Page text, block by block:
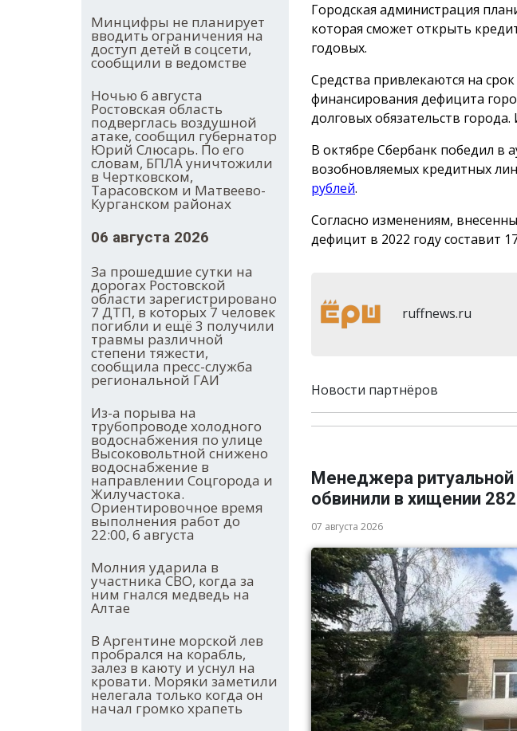
Минцифры не планирует
вводить ограничения на
доступ детей в соцсети,
сообщили в ведомстве
Ночью 6 августа
Ростовская область
подверглась воздушной
атаке, сообщил губернатор
Юрий Слюсарь. По его
словам, БПЛА уничтожили
в Чертковском,
Тарасовском и Матвеево-
Курганском районах
06 августа 2026
За прошедшие сутки на
дорогах Ростовской
области зарегистрировано
7 ДТП, в которых 7 человек
погибли и ещё 3 получили
травмы различной
степени тяжести,
сообщила пресс-служба
региональной ГАИ
Из-а порыва на
трубопроводе холодного
водоснабжения по улице
Высоковольтной снижено
водоснабжение в
направлении Соцгорода и
Жилучастока.
Ориентировочное время
выполнения работ до
22:00, 6 августа
Молния ударила в
участника СВО, когда за
ним гнался медведь на
Алтае
В Аргентине морской лев
пробрался на корабль,
залез в каюту и уснул на
кровати. Моряки заметили
нелегала только когда он
начал громко храпеть
Городская администрация
которая сможет открыть
годовых.
Средства привлекаются на
финансирования дефицита
долговых обязательств
В октябре Сбербанк победил в
возобновляемых кредитных
рублей.
Согласно изменениям,
дефицит в 2022 году составит
ruffnews.ru
Новости партнёров
Менеджера
обвинили в хищении
07 августа 2026